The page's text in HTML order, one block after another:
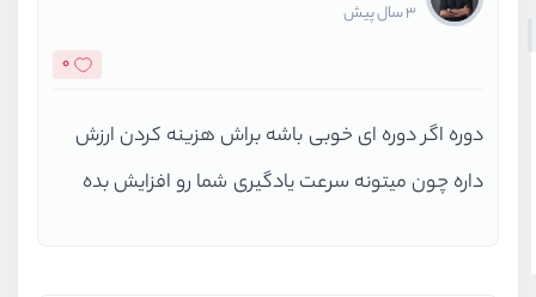
3 سال پیش
0
دوره اگر دوره ای خوبی باشه براش هزینه کردن ارزش
داره چون میتونه سرعت یادگیری شما رو افزایش بده